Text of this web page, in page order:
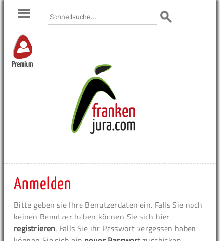
Premium
Anmelden
Bitte geben sie Ihre Benutzerdaten ein. Falls Sie noch
keinen Benutzer haben können Sie sich hier
registrieren. Falls Sie ihr Passwort vergessen haben